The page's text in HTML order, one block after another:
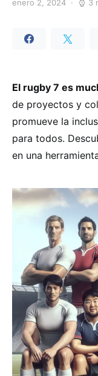
enero 2, 2024 3
El rugby 7 es
de proyectos y
promueve la
para todos.
en una